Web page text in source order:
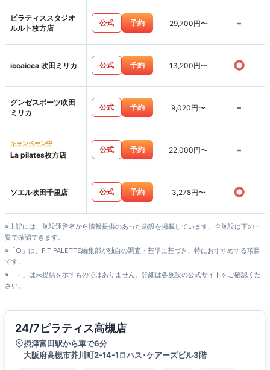
ピラティススタジオ
ルルト枚方店
公式 予約 29,700円〜 -
iccaicca 吹田ミリカ 公式 予約 13,200円〜 ○
グンゼスポーツ吹田
ミリカ
公式 予約 9,020円〜 -
キャンペーン中
La pilates枚方店
公式 予約 22,000円〜 -
ソエル吹田千里店 公式 予約 3,278円〜 ○
※上記には、施設運営者から情報提供のあった施設を掲載しています。全施設は下の一
覧で確認できます。
※「○」は、FIT PALETTE編集部が独自の調査・基準に基づき、特におすすめする項目
です。
※「－」は未提供を示すものではありません。詳細は各施設の公式サイトをご確認くだ
さい。
24/7ピラティス高槻店
摂津富田駅から車で6分
大阪府高槻市芥川町2-14-1ロハス･ケアーズビル3階